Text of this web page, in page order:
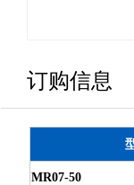
订购信息
MR07-50